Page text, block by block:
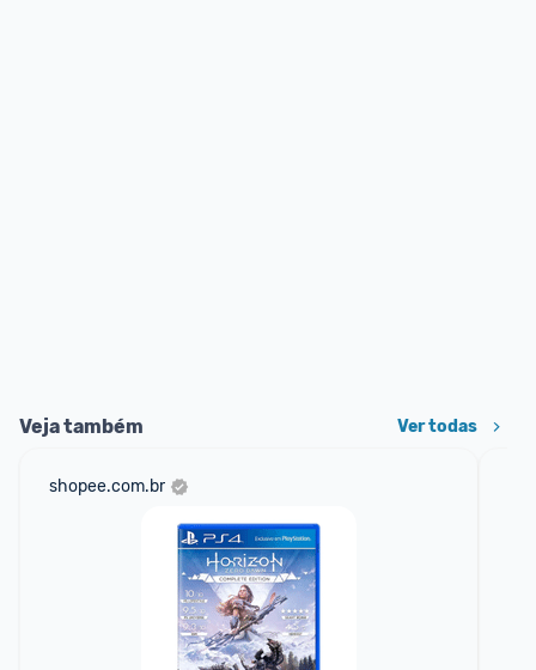
Veja também Ver todas
shopee.com.br